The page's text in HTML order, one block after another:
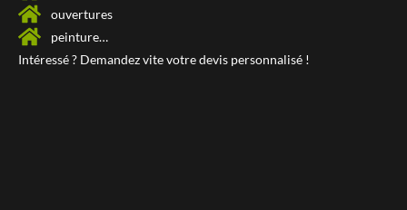
ouvertures
peinture…
Intéressé ? Demandez vite votredevis personnalisé !